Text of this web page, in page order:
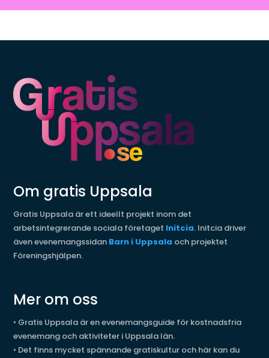
Om gratis Uppsala
Gratis Uppsala är ett ideellt projekt inom det
arbetsintegrerande sociala företaget Initcia. Initcia driver
även evenemangssidan Barn i Uppsala och projektet
Föreningshjälpen.
Mer om oss
• Gratis Uppsala är en evenemangsguide för kostnadsfria
evenemang och aktiviteter i Uppsala län.
• Det finns mycket spännande gratiskultur och här kan du